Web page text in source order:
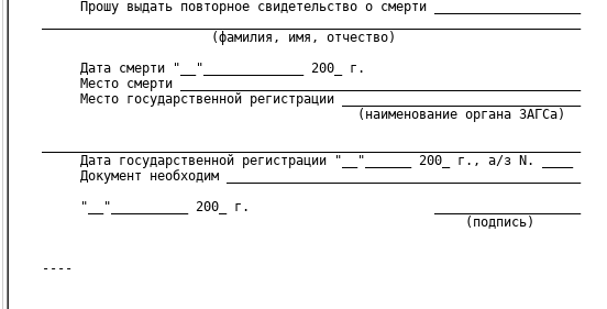
Прошу выдать повторное свидетельство о смерти ___________________
(фамилия, имя, отчество)
Дата смерти "__"_____________ 200_ г.
Место смерти ____________________________________________________
Место государственной регистрации _______________________________
(наименование органа ЗАГСа)
Дата государственной регистрации "__"______ 200_ г., а/з N. ____
Документ необходим ______________________________________________
"__"__________ 200_ г.                        ___________________
(подпись)